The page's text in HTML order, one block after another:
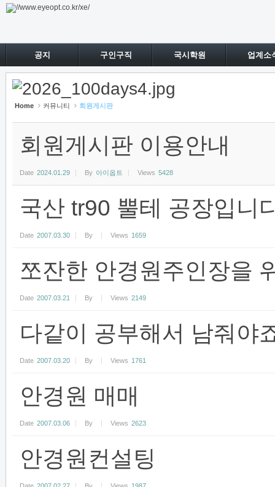
공지 구인구직 국시학원 업계소
Home 커뮤니티 회원게시판
회원게시판 이용안내
Date 2024.01.29 By 아이옵트 Views 5428
국산 tr90 뿔테 공장입니
Date 2007.03.30 By Views 1659
쪼잔한 안경원주인장을
Date 2007.03.21 By Views 2149
다같이 공부해서 남줘야
Date 2007.03.20 By Views 1761
안경원 매매
Date 2007.03.06 By Views 2623
안경원컨설팅